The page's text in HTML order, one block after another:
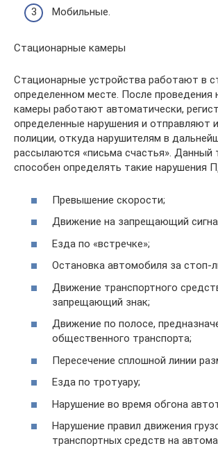
Мобильные.
Стационарные камеры
Стационарные устройства работают в
определенном месте. После проведения
камеры работают автоматически,
определенные нарушения и отправляют
полиции, откуда нарушителям в
рассылаются «письма счастья». Данный
способен определять такие нарушения
Превышение скорости;
Движение на запрещающий
Езда по «встречке»;
Остановка автомобиля за стоп-
Движение транспортного
запрещающий знак;
Движение по полосе,
общественного транспорта;
Пересечение сплошной линии
Езда по тротуару;
Нарушение во время обгона
Нарушение правил движения
транспортных средств на